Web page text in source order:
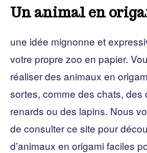
Un animal en
une idée mignonne et
votre propre zoo en papier.
réaliser des animaux en
sortes, comme des chats, des
renards ou des lapins. Nous
de consulter ce site pour
d’animaux en origami faciles